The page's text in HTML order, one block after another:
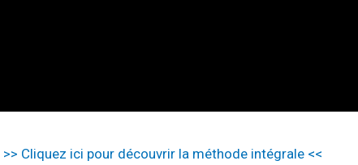
>> Cliquez ici pour découvrir la méthode intégrale <<